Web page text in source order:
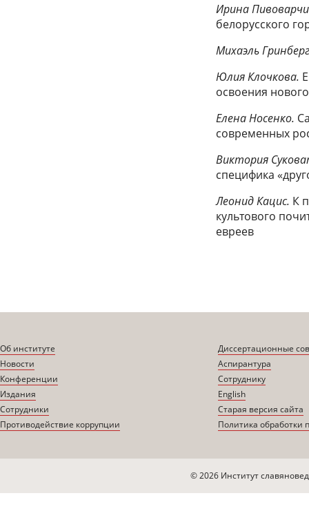
Ирина
белорусского
Михаэль
Юлия Клочкова.
освоения
Елена Носенко.
современных
Виктория
специфика
Леонид Кацис. К
культового
евреев
Об институте
Новости
Конференции
Издания
Сотрудники
Противодействие коррупции
Диссертационные
Аспирантура
Сотруднику
English
Старая версия сайта
Политика обработки
© 2026 Институт